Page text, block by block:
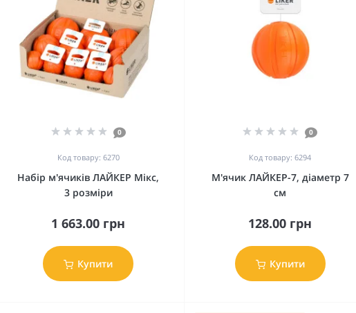
0
Код товару: 6270
Набір м'ячиків ЛАЙКЕР Мікс,
3 розміри
1 663.00 грн
Купити
0
Код товару: 6294
М'ячик ЛАЙКЕР-7, діаметр 7
см
128.00 грн
Купити